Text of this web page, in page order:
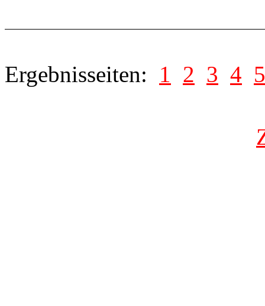
Ergebnisseiten: 1 2 3 4 5